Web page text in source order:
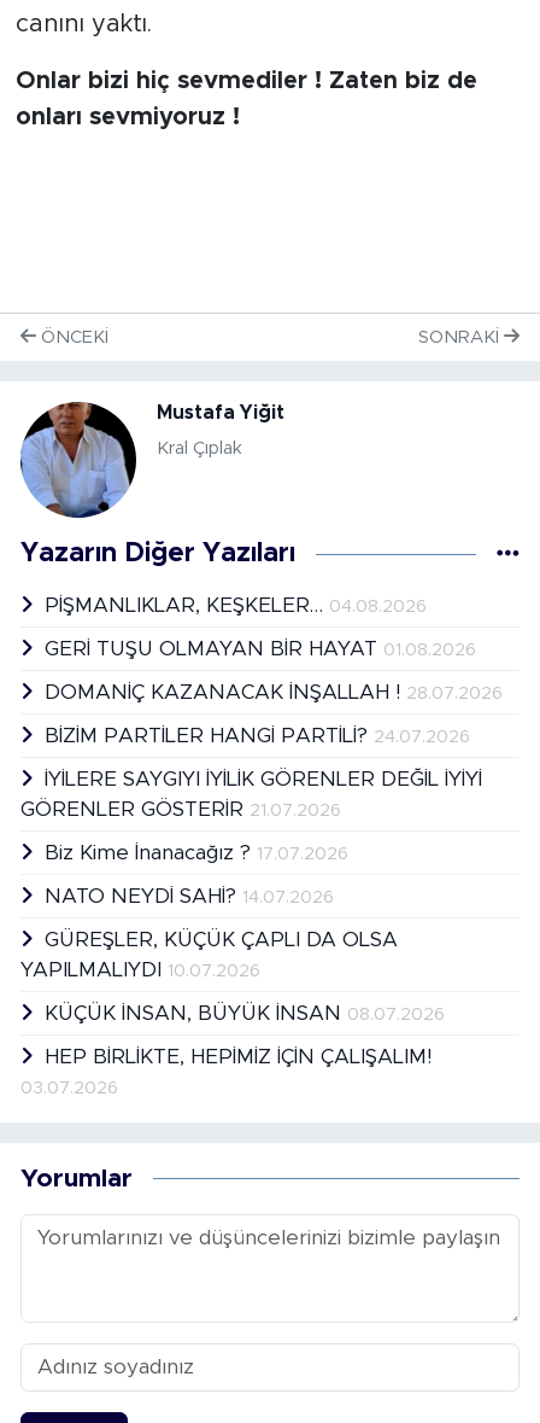
canını yaktı.
Onlar bizi hiç sevmediler ! Zaten biz de
onları sevmiyoruz !
ÖNCEKI SONRAKI
Mustafa Yiğit
Kral Çıplak
Yazarın Diğer Yazıları
PİŞMANLIKLAR, KEŞKELER… 04.08.2026
GERİ TUŞU OLMAYAN BİR HAYAT 01.08.2026
DOMANİÇ KAZANACAK İNŞALLAH ! 28.07.2026
BİZİM PARTİLER HANGİ PARTİLİ? 24.07.2026
İYİLERE SAYGIYI İYİLİK GÖRENLER DEĞİL İYİYİ
GÖRENLER GÖSTERİR 21.07.2026
Biz Kime İnanacağız ? 17.07.2026
NATO NEYDİ SAHİ? 14.07.2026
GÜREŞLER, KÜÇÜK ÇAPLI DA OLSA
YAPILMALIYDI
10.07.2026
KÜÇÜK İNSAN, BÜYÜK İNSAN 08.07.2026
HEP BİRLİKTE, HEPİMİZ İÇİN ÇALIŞALIM!
03.07.2026
Yorumlar